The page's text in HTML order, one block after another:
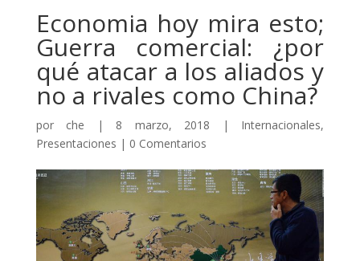
Economia hoy mira esto;
Guerra comercial: ¿por
qué atacar a los aliados y
no a rivales como China?
por che | 8 marzo, 2018 | Internacionales,
Presentaciones | 0 Comentarios